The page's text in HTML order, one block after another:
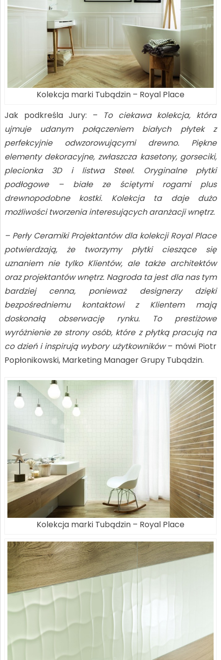
Kolekcja marki Tubądzin – Royal Place
Jak podkreśla Jury: –
To ciekawa kolekcja, która
ujmuje udanym połączeniem białych płytek z
perfekcyjnie odwzorowującymi drewno. Piękne
elementy dekoracyjne, zwłaszcza kasetony, gorseciki,
plecionka 3D i listwa Steel. Oryginalne płytki
podłogowe – białe ze ściętymi rogami plus
drewnopodobne kostki. Kolekcja ta daje dużo
możliwości tworzenia interesujących aranżacji wnętrz.
– Perły Ceramiki Projektantów dla kolekcji Royal Place
potwierdzają, że tworzymy płytki cieszące się
uznaniem nie tylko Klientów, ale także architektów
oraz projektantów wnętrz. Nagroda ta jest dla nas tym
bardziej cenna, ponieważ designerzy dzięki
bezpośredniemu kontaktowi z Klientem mają
doskonałą obserwację rynku. To prestiżowe
wyróżnienie ze strony osób, które z płytką pracują na
co dzień i inspirują wybory użytkowników– mówi Piotr
Popłonikowski, Marketing Manager Grupy Tubądzin.
Kolekcja marki Tubądzin – Royal Place